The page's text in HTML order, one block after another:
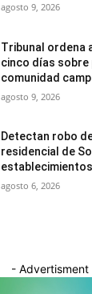
agosto 9, 2026
Tribunal ordena
cinco días
comunidad
agosto 9, 2026
Detectan robo
residencial de
agosto 6, 2026
- Advertisment